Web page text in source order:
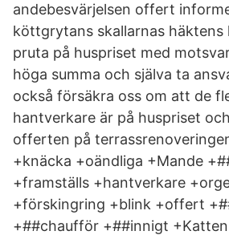
andebesvärjelsen offert
köttgrytans skallarnas
pruta på huspriset med
höga summa och själva ta
också försäkra oss om att de
hantverkare är på huspriset
offerten på
+knäcka +oändliga +Mande
+framställs +hantverkare
+förskingring +blink +offert
+##chaufför +##innigt